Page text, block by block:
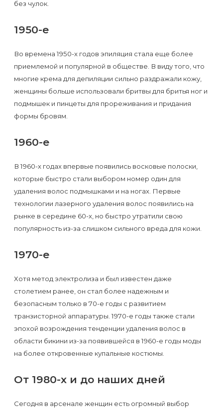
без чулок.
1950-е
Во времена 1950-х годов эпиляция стала еще более
приемлемой и популярной в обществе. В виду того, что
многие крема для депиляции сильно раздражали кожу,
женщины больше использовали бритвы для бритья ног и
подмышек и пинцеты для прореживания и придания
формы бровям.
1960-е
В 1960-х годах впервые появились восковые полоски,
которые быстро стали выбором номер один для
удаления волос подмышками и на ногах. Первые
технологии лазерного удаления волос появились на
рынке в середине 60-х, но быстро утратили свою
популярность из-за слишком сильного вреда для кожи.
1970-е
Хотя метод электролиза и был известен даже
столетием ранее, он стал более надежным и
безопасным только в 70-е годы с развитием
транзисторной аппаратуры. 1970-е годы также стали
эпохой возрождения тенденции удаления волос в
области бикини из-за появившейся в 1960-е годы моды
на более откровенные купальные костюмы.
От 1980-х и до наших дней
Сегодня в арсенале женщин есть огромный выбор